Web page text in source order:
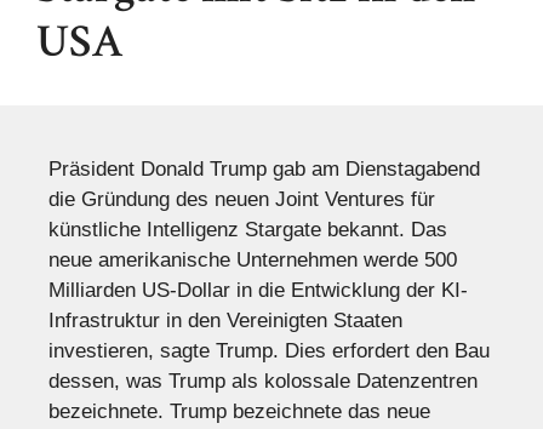
USA
Präsident Donald Trump gab am Dienstagabend
die Gründung des neuen Joint Ventures für
künstliche Intelligenz Stargate bekannt. Das
neue amerikanische Unternehmen werde 500
Milliarden US-Dollar in die Entwicklung der KI-
Infrastruktur in den Vereinigten Staaten
investieren, sagte Trump. Dies erfordert den Bau
dessen, was Trump als kolossale Datenzentren
bezeichnete. Trump bezeichnete das neue